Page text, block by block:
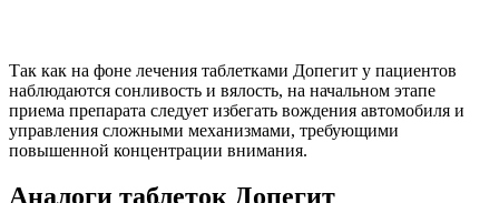
Так как на фоне лечения таблетками Допегит у пациентов
наблюдаются сонливость и вялость, на начальном этапе
приема препарата следует избегать вождения автомобиля и
управления сложными механизмами, требующими
повышенной концентрации внимания.
Аналоги таблеток Допегит